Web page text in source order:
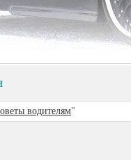
водителям"